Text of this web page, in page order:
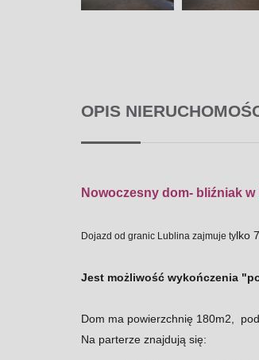
OPIS
Nowoczesny dom- bliźniak
Dojazd od granic Lublina zajmuje tylko
Jest możliwość wykończenia
Dom ma powierzchnię 180m2,
Na parterze znajdują się: